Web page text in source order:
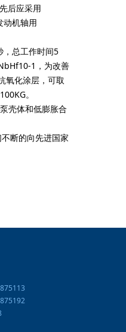
后应采用
机轴用
总工作时间5
1，为改善
氧化涂层，可取
。
壳体和低膨胀合
断的向先进国家